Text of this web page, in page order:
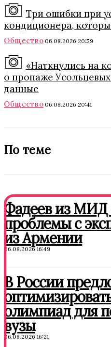
Три ошибки при
кондиционера,
Общество 06.08.2026 20:59
«Наткнулись на
о пропаже
данные
Общество 06.08.2026 20:41
По теме
Фадеев из МИД
проблемы с
из Армении
06.08.2026 16:49
В России
олимпиад для
вузы
06.08.2026 16:21